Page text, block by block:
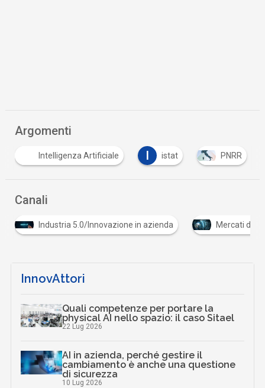
Argomenti
Intelligenza Artificiale I istat PNRR
Canali
Industria 5.0/Innovazione in azienda Mercati
InnovAttori
Quali competenze per portare la
physical AI nello spazio: il caso Sitael
22 Lug 2026
AI in azienda, perché gestire il
cambiamento è anche una questione
di sicurezza
10 Lug 2026